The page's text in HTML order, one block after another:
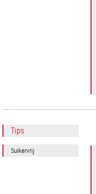
Tips
Suikervrij